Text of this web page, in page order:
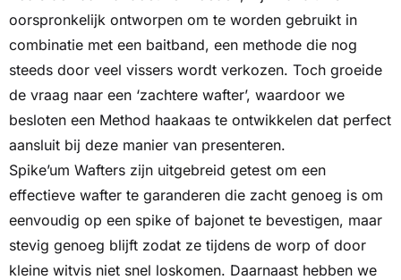
oorspronkelijk ontworpen om te worden gebruikt in
combinatie met een baitband, een methode die nog
steeds door veel vissers wordt verkozen. Toch groeide
de vraag naar een ‘zachtere wafter’, waardoor we
besloten een Method haakaas te ontwikkelen dat perfect
aansluit bij deze manier van presenteren.
Spike’um Wafters zijn uitgebreid getest om een
effectieve wafter te garanderen die zacht genoeg is om
eenvoudig op een spike of bajonet te bevestigen, maar
stevig genoeg blijft zodat ze tijdens de worp of door
kleine witvis niet snel loskomen. Daarnaast hebben we